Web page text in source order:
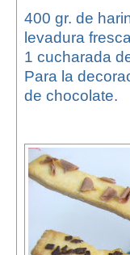
400 gr. de
levadura
1 cucharada
Para la
de chocolate.